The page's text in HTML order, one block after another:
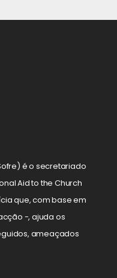
é o secretariado
Aid to the Church
que, com base em
-, ajuda os
ameaçados